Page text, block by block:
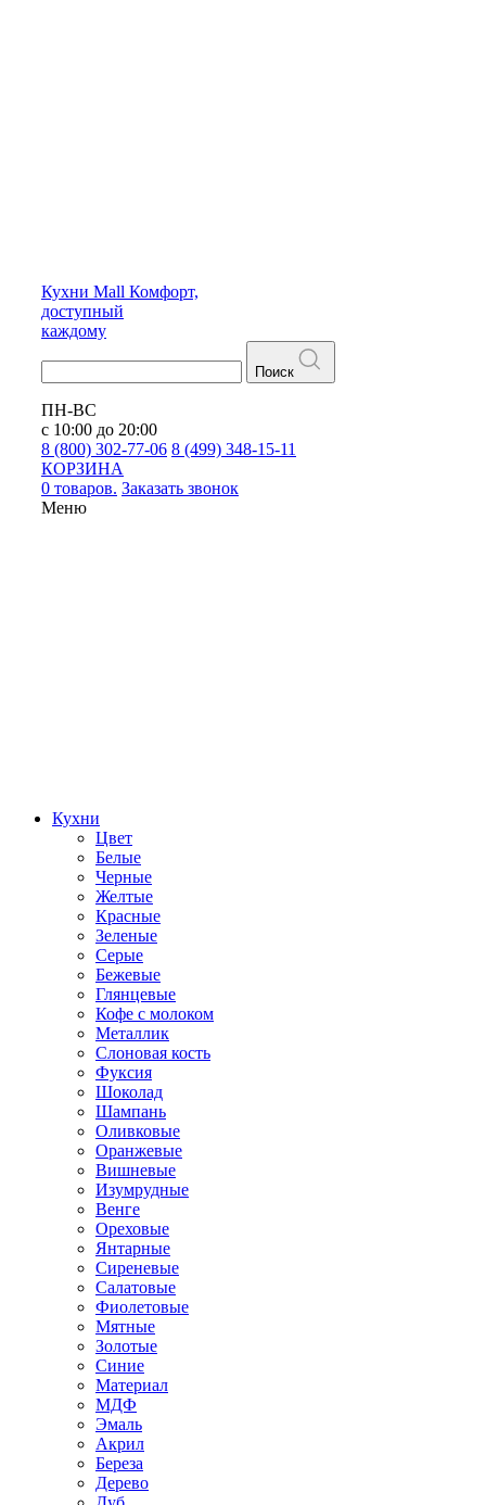
Кухни Mall Комфорт,
доступный
каждому
Поиск
ПН-ВС
с 10:00 до 20:00
8 (800) 302-77-06 8 (499) 348-15-11
КОРЗИНА
0 товаров. Заказать звонок
Меню
Кухни
Цвет
Белые
Черные
Желтые
Красные
Зеленые
Серые
Бежевые
Глянцевые
Кофе с молоком
Металлик
Слоновая кость
Фуксия
Шоколад
Шампань
Оливковые
Оранжевые
Вишневые
Изумрудные
Венге
Ореховые
Янтарные
Сиреневые
Салатовые
Фиолетовые
Мятные
Золотые
Синие
Материал
МДФ
Эмаль
Акрил
Береза
Дерево